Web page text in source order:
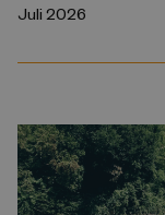
Juli 2026